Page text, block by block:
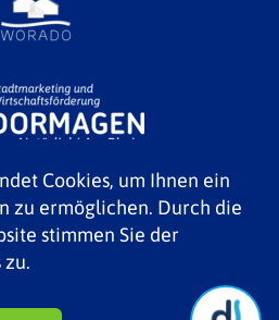
Cookies, um Ihnen ein
zu ermöglichen. Durch die
stimmen Sie der
zu.